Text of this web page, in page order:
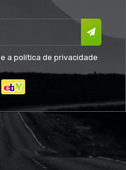
e a política de privacidade